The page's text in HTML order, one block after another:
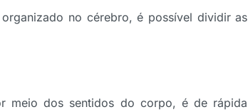
no cérebro, é possível dividir as
meio dos sentidos do corpo, é de rápida